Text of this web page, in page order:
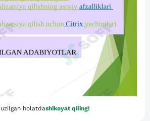
holatdashikoyat qiling!